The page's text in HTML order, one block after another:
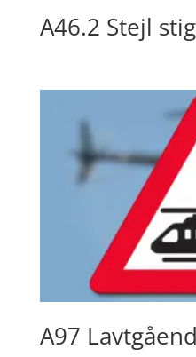
A46.2 Stejl
A97